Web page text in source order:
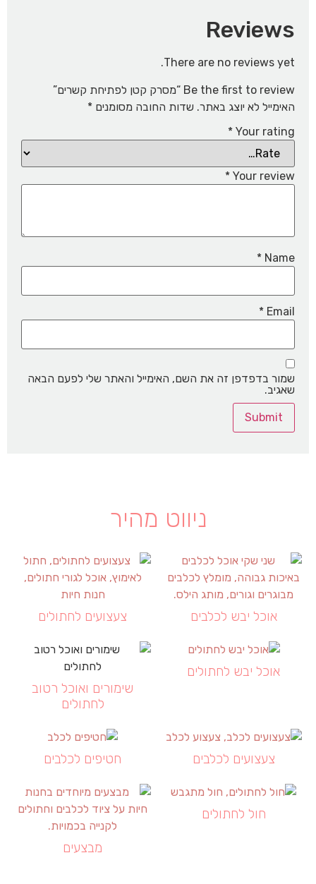
Reviews
There are no reviews yet.
Be the first to review “מסרק קטן לפתיחת קשרים”
האימייל לא יוצג באתר. שדות החובה מסומנים *
Your rating
*
Your review
*
Name
*
Email
*
שמור בדפדפן זה את השם, האימייל והאתר שלי לפעם הבאה
שאגיב.
ניווט מהיר
אוכל יבש לכלבים צעצועים לחתולים
אוכל יבש לחתולים
שימורים ואוכל רטוב
לחתולים
צעצועים לכלבים חטיפים לכלבים
חול לחתולים
מבצעים